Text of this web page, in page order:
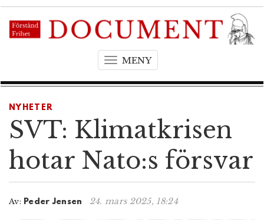
MENYT
g
a
g
NYHETER
SVT: Klimatkrisen
hotar Nato:s försvar
Av: Peder Jensen 24. mars 2025, 18:24